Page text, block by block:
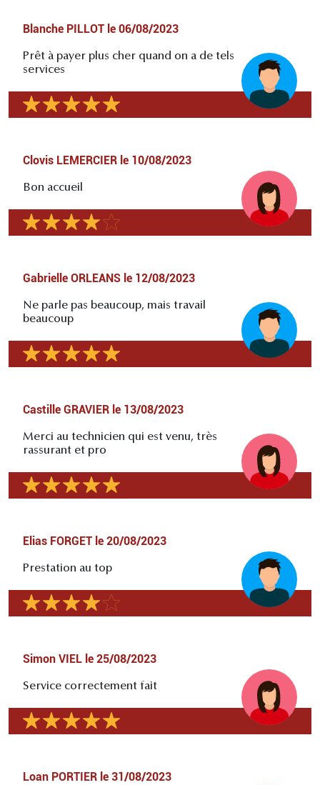
Blanche PILLOT le 06/08/2023
Prêt à payer plus cher quand on a de tels
services
Clovis LEMERCIER le 10/08/2023
Bon accueil
Gabrielle ORLEANS le 12/08/2023
Ne parle pas beaucoup, mais travail
beaucoup
Castille GRAVIER le 13/08/2023
Merci au technicien qui est venu, très
rassurant et pro
Elias FORGET le 20/08/2023
Prestation au top
Simon VIEL le 25/08/2023
Service correctement fait
Loan PORTIER le 31/08/2023